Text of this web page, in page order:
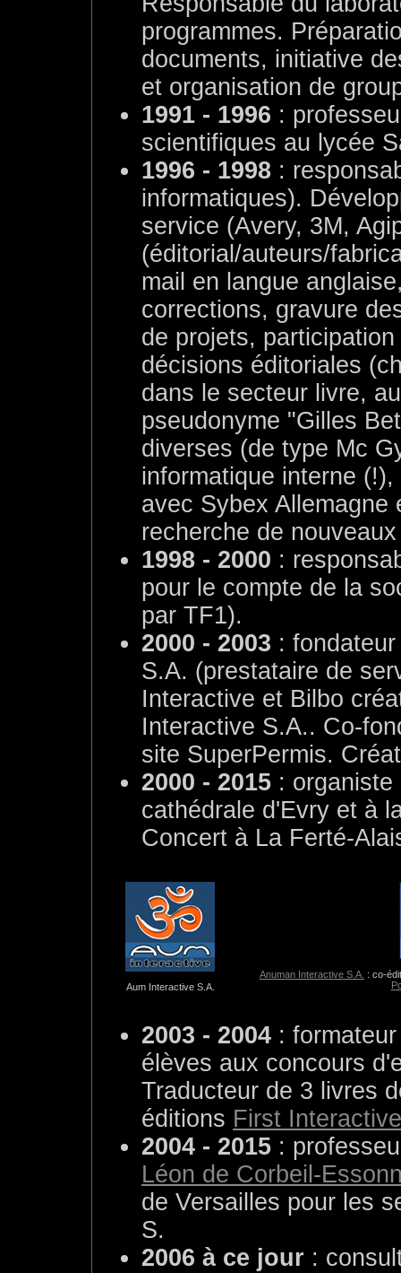
programmes.
documents, initiative
et organisation de
1991 - 1996 :
scientifiques au lycée
1996 - 1998 :
informatiques).
service (Avery, 3M,
(éditorial/auteurs/
mail en langue
corrections, gravure
de projets,
décisions éditoriales
dans le secteur livre,
pseudonyme "Gilles
diverses (de type Mc
informatique interne
avec Sybex
recherche de
1998 - 2000 :
pour le compte de la
par TF1).
2000 - 2003 :
S.A. (prestataire de
Interactive et Bilbo
Interactive S.A.. Co-
site SuperPermis.
2000 - 2015 :
cathédrale d'Evry et à
Concert à La Ferté-
Aum Interactive S.A.
Anuman Interactive S.A. : co-
2003 - 2004 :
élèves aux concours
Traducteur de 3 livres
éditions First Interactive
2004 - 2015 :
Léon de Corbeil-
de Versailles pour les
S.
2006 à ce jour :